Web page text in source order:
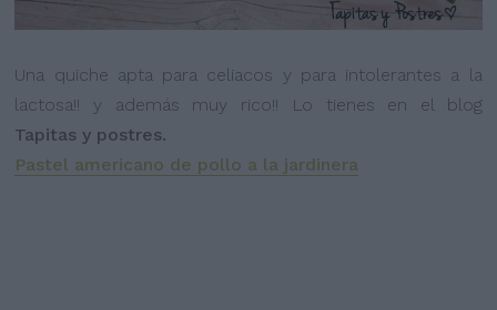
Una quiche apta para celiacos y para intolerantes a la
lactosa!! y además muy rico!! Lo tienes en el blog
Tapitas y postres.
Pastel americano de pollo a la jardinera